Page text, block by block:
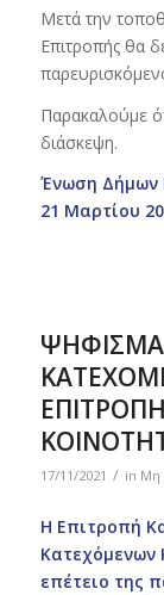
Μετά την
Επιτροπής θα
Παρακαλούμε
διάσκεψη.
Ένωση Δήμων
21 Μαρτίου
ΨΗΦΙΣΜΑ
17/11/2021 / in Μη
Η Επιτροπή
Κατεχόμενων
επέτειο της